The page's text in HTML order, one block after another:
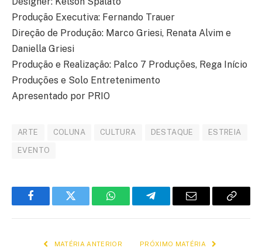
Produção Executiva: Fernando Trauer
Direção de Produção: Marco Griesi, Renata Alvim e
Daniella Griesi
Produção e Realização: Palco 7 Produções, Rega Início
Produções e Solo Entretenimento
Apresentado por PRIO
ARTE COLUNA CULTURA DESTAQUE ESTREIA
EVENTO
FacebookTwitter WhatsAppTelegramE-
Copiar
MATÉRIA ANTERIOR PRÓXIMO MATÉRIA